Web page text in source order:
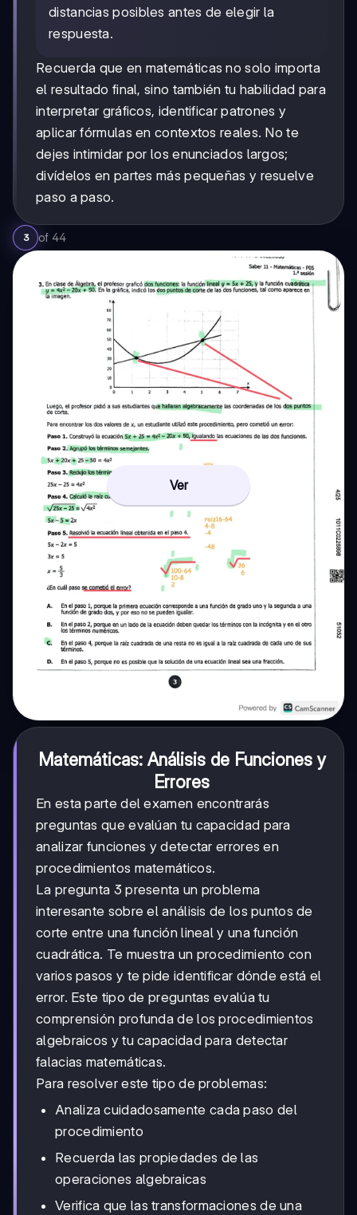
distancias posibles antes de elegir la
respuesta.
Recuerda que en matemáticas no solo importa
el resultado final, sino también tu habilidad para
interpretar gráficos, identificar patrones y
aplicar fórmulas en contextos reales. No te
dejes intimidar por los enunciados largos;
divídelos en partes más pequeñas y resuelve
paso a paso.
3 of 44
Ver
Matemáticas: Análisis de Funciones y
Errores
En esta parte del examen encontrarás
preguntas que evalúan tu capacidad para
analizar funciones y detectar errores en
procedimientos matemáticos.
La pregunta 3 presenta un problema
interesante sobre el análisis de los puntos de
corte entre una función lineal y una función
cuadrática. Te muestra un procedimiento con
varios pasos y te pide identificar dónde está el
error. Este tipo de preguntas evalúa tu
comprensión profunda de los procedimientos
algebraicos y tu capacidad para detectar
falacias matemáticas.
Para resolver este tipo de problemas:
Analiza cuidadosamente cada paso del
procedimiento
Recuerda las propiedades de las
operaciones algebraicas
Verifica que las transformaciones de una